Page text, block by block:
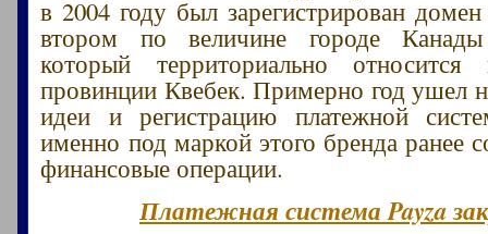
в 2004 году был зарегистрирован
втором по величине городе
который территориально
провинции Квебек. Примерно год ушел
идеи и регистрацию платежной
именно под маркой этого бренда ранее
финансовые операции.
Платежная система Payza